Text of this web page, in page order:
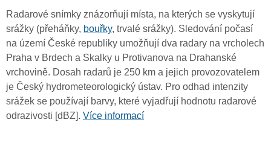
Radarové snímky znázorňují místa, na kterých se vyskytují
srážky (přeháňky, bouřky, trvalé srážky). Sledování počasí
na území České republiky umožňují dva radary na vrcholech
Praha v Brdech a Skalky u Protivanova na Drahanské
vrchovině. Dosah radarů je 250 km a jejich provozovatelem
je Český hydrometeorologický ústav. Pro odhad intenzity
srážek se používají barvy, které vyjadřují hodnotu radarové
odrazivosti [dBZ]. Více informací